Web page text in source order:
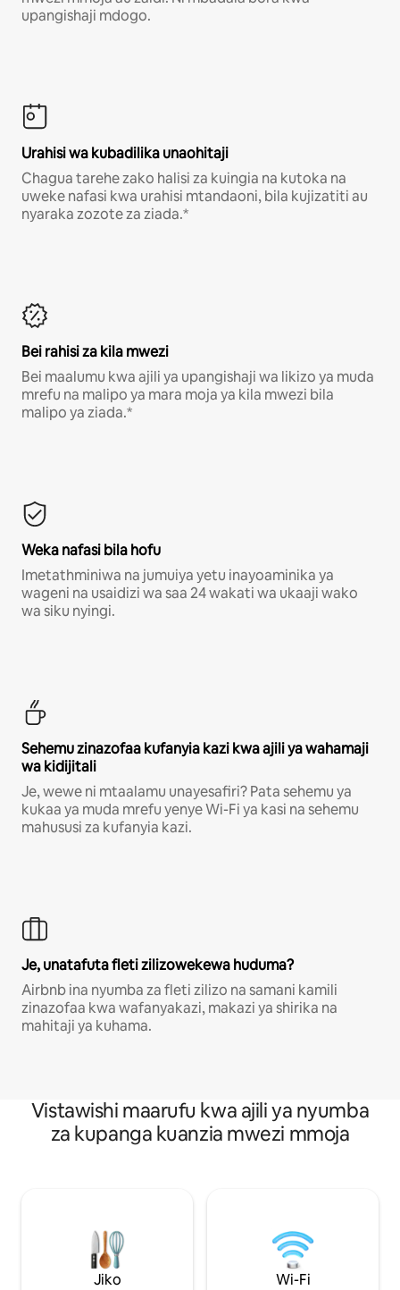
upangishaji mdogo.
Urahisi wa kubadilika unaohitaji
Chagua tarehe zako halisi za kuingia na kutoka na
uweke nafasi kwa urahisi mtandaoni, bila kujizatiti au
nyaraka zozote za ziada.*
Bei rahisi za kila mwezi
Bei maalumu kwa ajili ya upangishaji wa likizo ya muda
mrefu na malipo ya mara moja ya kila mwezi bila
malipo ya ziada.*
Weka nafasi bila hofu
Imetathminiwa na jumuiya yetu inayoaminika ya
wageni na usaidizi wa saa 24 wakati wa ukaaji wako
wa siku nyingi.
Sehemu zinazofaa kufanyia kazi kwa ajili ya wahamaji
wa kidijitali
Je, wewe ni mtaalamu unayesafiri? Pata sehemu ya
kukaa ya muda mrefu yenye Wi-Fi ya kasi na sehemu
mahususi za kufanyia kazi.
Je, unatafuta fleti zilizowekewa huduma?
Airbnb ina nyumba za fleti zilizo na samani kamili
zinazofaa kwa wafanyakazi, makazi ya shirika na
mahitaji ya kuhama.
Vistawishi maarufu kwa ajili ya nyumba
za kupanga kuanzia mwezi mmoja
Jiko Wi-Fi